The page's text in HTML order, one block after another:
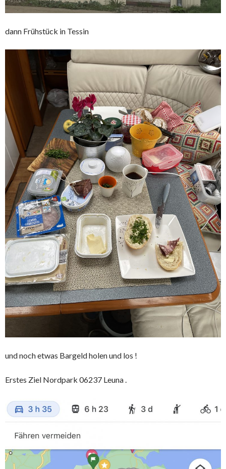
dann Frühstück in Tessin
und noch etwas Bargeld holen und los !
Erstes Ziel Nordpark 06237 Leuna .